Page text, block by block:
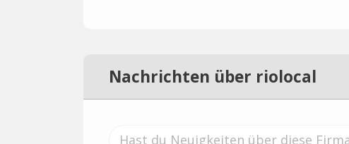
Nachrichten über riolocal